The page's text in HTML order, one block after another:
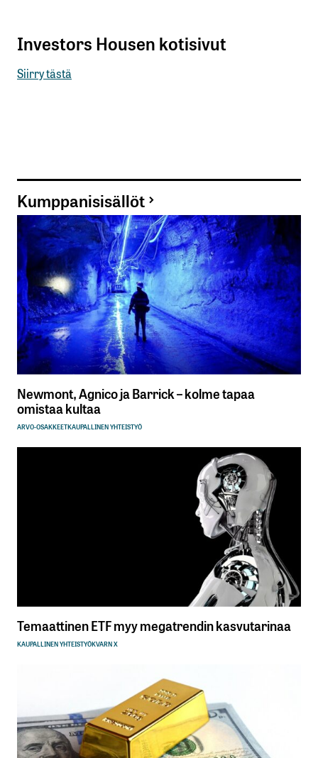
Investors Housen kotisivut
Siirry tästä
Kumppanisisällöt
Newmont, Agnico ja Barrick – kolme tapaa
omistaa kultaa
ARVO-OSAKKEETKAUPALLINEN YHTEISTYÖ
Temaattinen ETF myy megatrendin kasvutarinaa
KAUPALLINEN YHTEISTYÖKVARN X